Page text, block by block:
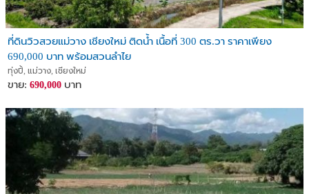
ที่ดินวิวสวยแม่วาง เชียงใหม่ ติดน้ำ เนื้อที่ 300 ตร.วา ราคาเพียง
690,000 บาท พร้อมสวนลำไย
ทุ่งปี้, แม่วาง, เชียงใหม่
ขาย: 690,000 บาท